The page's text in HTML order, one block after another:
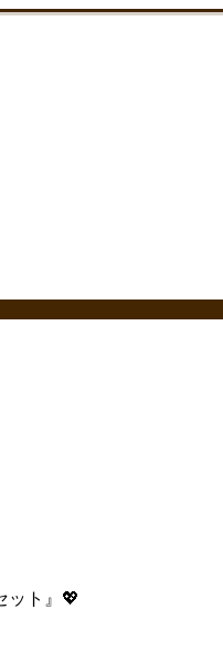
ット』💖